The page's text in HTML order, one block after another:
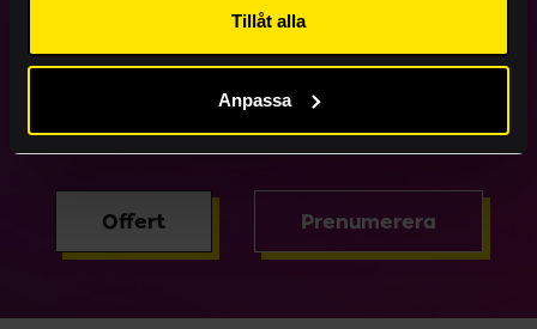
Tillåt alla
Anpassa
• Support:
post:support@arkitektkopia.se
Offert Prenumerera